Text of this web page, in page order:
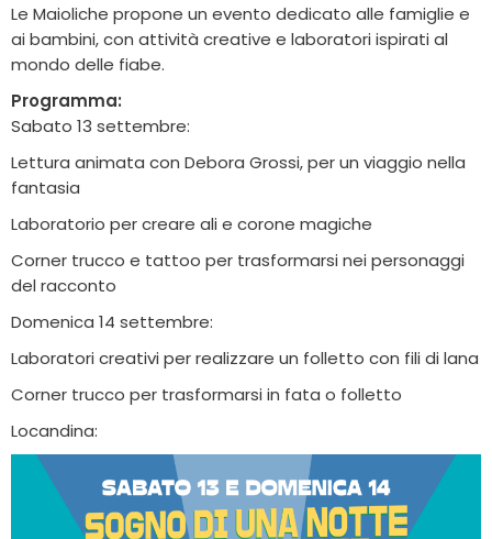
Le Maioliche propone un evento dedicato alle famiglie e
ai bambini, con attività creative e laboratori ispirati al
mondo delle fiabe.
Programma:
Sabato 13 settembre:
Lettura animata con Debora Grossi, per un viaggio nella
fantasia
Laboratorio per creare ali e corone magiche
Corner trucco e tattoo per trasformarsi nei personaggi
del racconto
Domenica 14 settembre:
Laboratori creativi per realizzare un folletto con fili di lana
Corner trucco per trasformarsi in fata o folletto
Locandina: